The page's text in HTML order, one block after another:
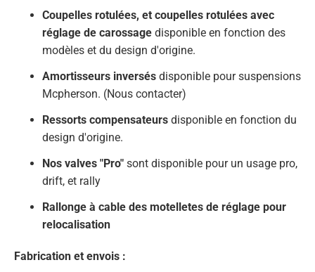
Coupelles rotulées, et coupelles rotulées avec
réglage de carossage disponible en fonction des
modèles et du design d'origine.
Amortisseurs inversés disponible pour suspensions
Mcpherson. (Nous contacter)
Ressorts compensateurs disponible en fonction du
design d'origine.
Nos valves "Pro" sont disponible pour un usage pro,
drift, et rally
Rallonge à cable des motelletes de réglage pour
relocalisation
Fabrication et envois :